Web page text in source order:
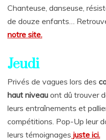
Chanteuse, danseuse,
de douze enfants…
notre site.
Jeudi
Privés de vagues lors des
haut niveau ont dû trouver
leurs entraînements et
compétitions. Pop-Up leur
leurs témoignages juste ici.